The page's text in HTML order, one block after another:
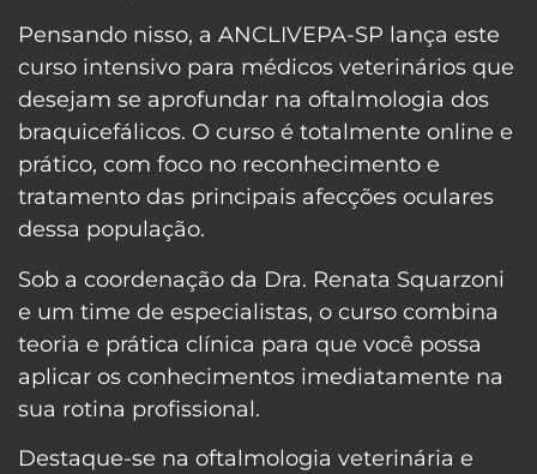
Pensando nisso, a ANCLIVEPA-SP lança este
curso intensivo para médicos veterinários que
desejam se aprofundar na oftalmologia dos
braquicefálicos. O curso é totalmente online e
prático, com foco no reconhecimento e
tratamento das principais afecções oculares
dessa população.
Sob a coordenação da Dra. Renata Squarzoni
e um time de especialistas, o curso combina
teoria e prática clínica para que você possa
aplicar os conhecimentos imediatamente na
sua rotina profissional.
Destaque-se na oftalmologia veterinária e